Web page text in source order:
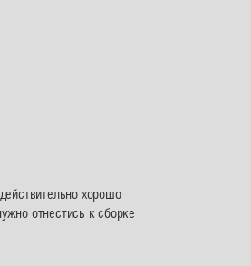
хорошо
отнестись к сборке